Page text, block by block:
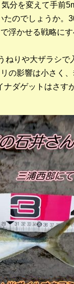
分を変えて手前
のでしょうか。
浮かせる戦略に
ねりや大ザラシで
の影響は小さく
ダゲットはさす